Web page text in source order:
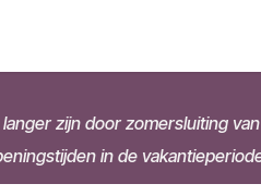
zijn door zomersluiting
in de